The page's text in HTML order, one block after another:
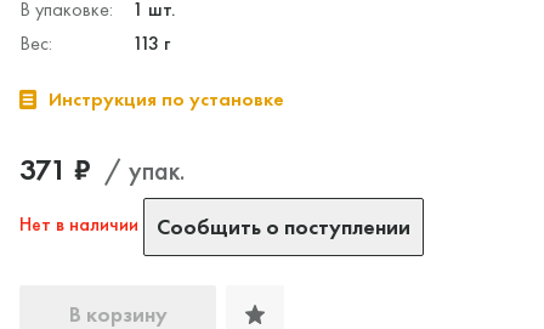
В упаковке:
1 шт.
Вес:
113 г
Инструкция по установке
371 ₽ / упак.
Нет в наличии Сообщить о поступлении
В корзину